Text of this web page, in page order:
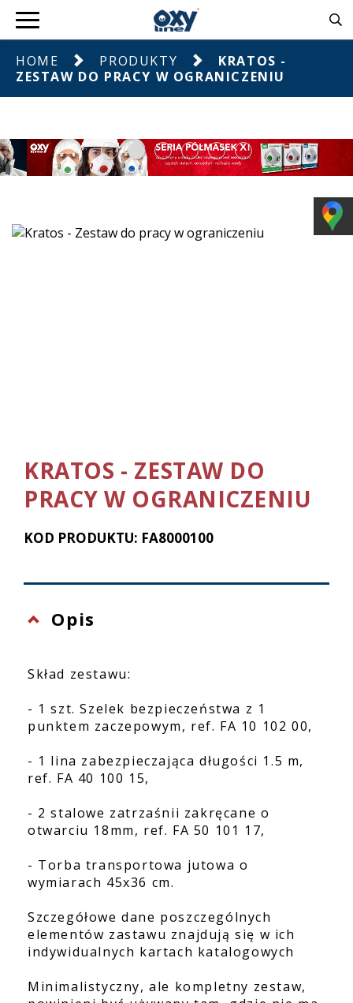
HOME PRODUKTY
KRATOS -
ZESTAW DO PRACY W OGRANICZENIU
KRATOS - ZESTAW DO
PRACY W OGRANICZENIU
KOD PRODUKTU: FA8000100
Opis
Skład zestawu:
- 1 szt. Szelek bezpieczeństwa z 1
punktem zaczepowym, ref. FA 10 102 00,
- 1 lina zabezpieczająca długości 1.5 m,
ref. FA 40 100 15,
- 2 stalowe zatrzaśnii zakręcane o
otwarciu 18mm, ref. FA 50 101 17,
- Torba transportowa jutowa o
wymiarach 45x36 cm.
Szczegółowe dane poszczególnych
elementów zastawu znajdują się w ich
indywidualnych kartach katalogowych
Minimalistyczny, ale kompletny zestaw,